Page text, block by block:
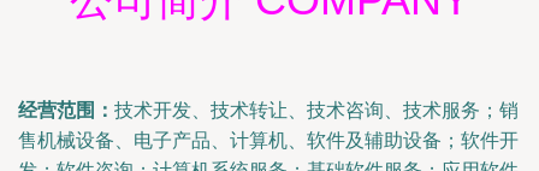
经营范围： 技术开发、技术转让、技术咨询、技术服务；销
售机械设备、电子产品、计算机、软件及辅助设备；软件开